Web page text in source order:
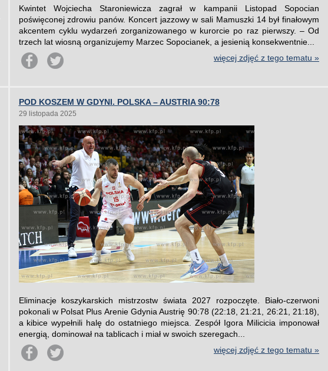
Kwintet Wojciecha Staroniewicza zagrał w kampanii Listopad Sopocian
poświęconej zdrowiu panów. Koncert jazzowy w sali Mamuszki 14 był finałowym
akcentem cyklu wydarzeń zorganizowanego w kurorcie po raz pierwszy. – Od
trzech lat wiosną organizujemy Marzec Sopocianek, a jesienią konsekwentnie...
więcej zdjęć z tego tematu »
POD KOSZEM W GDYNI. POLSKA – AUSTRIA 90:78
29 listopada 2025
Eliminacje koszykarskich mistrzostw świata 2027 rozpoczęte. Biało-czerwoni
pokonali w Polsat Plus Arenie Gdynia Austrię 90:78 (22:18, 21:21, 26:21, 21:18),
a kibice wypełnili halę do ostatniego miejsca. Zespół Igora Milicicia imponował
energią, dominował na tablicach i miał w swoich szeregach...
więcej zdjęć z tego tematu »